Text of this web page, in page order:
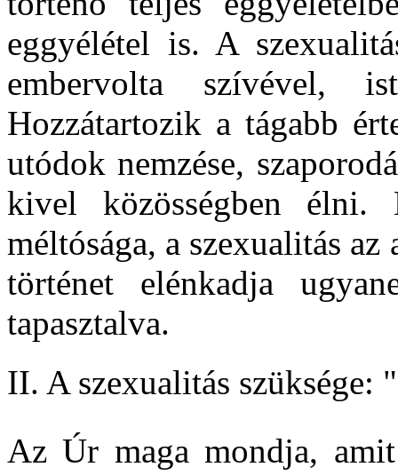
eggyélétel is. A
embervolta szívével,
Hozzátartozik a tágabb
utódok nemzése,
kivel közösségben
méltósága, a szexualitás
történet elénkadja
tapasztalva.
II. A szexualitás szüksége:
Az Úr maga mondja,